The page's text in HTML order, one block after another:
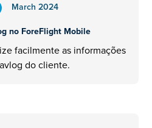
March 2024
no ForeFlight Mobile
facilmente as informações
do cliente.